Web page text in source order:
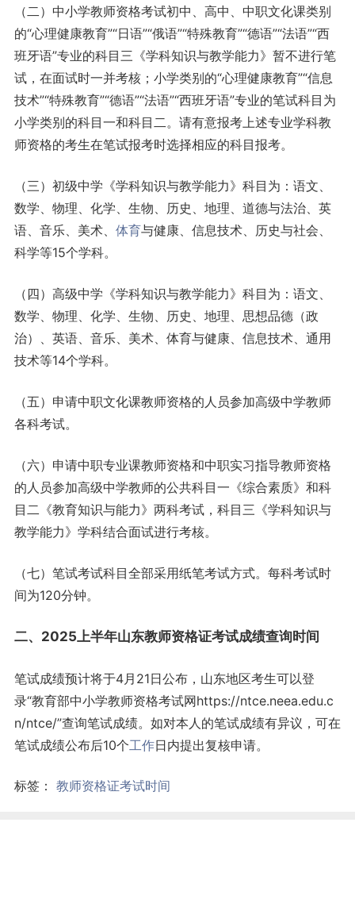
（二）中小学教师资格考试初中、高中、中职文化课类别
的“心理健康教育”“日语”“俄语”“特殊教育”“德语”“法语”“西
班牙语”专业的科目三《学科知识与教学能力》暂不进行笔
试，在面试时一并考核；小学类别的“心理健康教育”“信息
技术”“特殊教育”“德语”“法语”“西班牙语”专业的笔试科目为
小学类别的科目一和科目二。请有意报考上述专业学科教
师资格的考生在笔试报考时选择相应的科目报考。
（三）初级中学《学科知识与教学能力》科目为：语文、
数学、物理、化学、生物、历史、地理、道德与法治、英
语、音乐、美术、 体育与健康、信息技术、历史与社会、
科学等15个学科。
（四）高级中学《学科知识与教学能力》科目为：语文、
数学、物理、化学、生物、历史、地理、思想品德（政
治）、英语、音乐、美术、体育与健康、信息技术、通用
技术等14个学科。
（五）申请中职文化课教师资格的人员参加高级中学教师
各科考试。
（六）申请中职专业课教师资格和中职实习指导教师资格
的人员参加高级中学教师的公共科目一《综合素质》和科
目二《教育知识与能力》两科考试，科目三《学科知识与
教学能力》学科结合面试进行考核。
（七）笔试考试科目全部采用纸笔考试方式。每科考试时
间为120分钟。
二、2025上半年山东教师资格证考试成绩查询时间
笔试成绩预计将于4月21日公布，山东地区考生可以登
录“教育部中小学教师资格考试网https://ntce.neea.edu.c
n/ntce/”查询笔试成绩。如对本人的笔试成绩有异议，可在
笔试成绩公布后10个工作日内提出复核申请。
标签： 教师资格证考试时间